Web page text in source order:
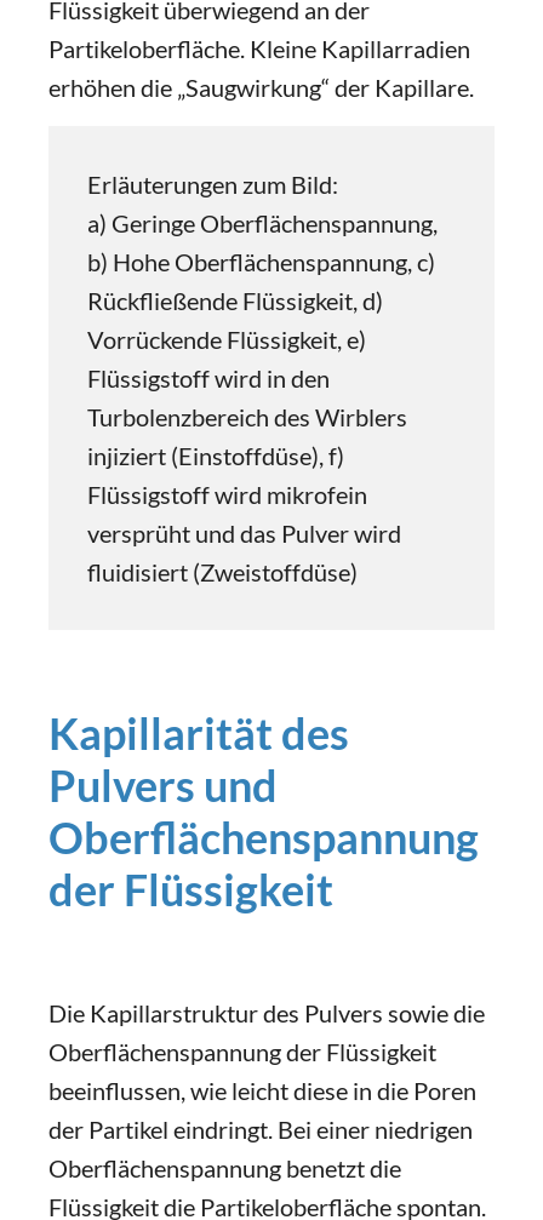
Flüssigkeit überwiegend an der
Partikeloberfläche. Kleine Kapillarradien
erhöhen die „Saugwirkung“ der Kapillare.
Erläuterungen zum Bild:
a) Geringe Oberflächenspannung,
b) Hohe Oberflächenspannung, c)
Rückfließende Flüssigkeit, d)
Vorrückende Flüssigkeit, e)
Flüssigstoff wird in den
Turbolenzbereich des Wirblers
injiziert (Einstoffdüse), f)
Flüssigstoff wird mikrofein
versprüht und das Pulver wird
fluidisiert (Zweistoffdüse)
Kapillarität des
Pulvers und
Oberflächenspannung
der Flüssigkeit
Die Kapillarstruktur des Pulvers sowie die
Oberflächenspannung der Flüssigkeit
beeinflussen, wie leicht diese in die Poren
der Partikel eindringt. Bei einer niedrigen
Oberflächenspannung benetzt die
Flüssigkeit die Partikeloberfläche spontan.